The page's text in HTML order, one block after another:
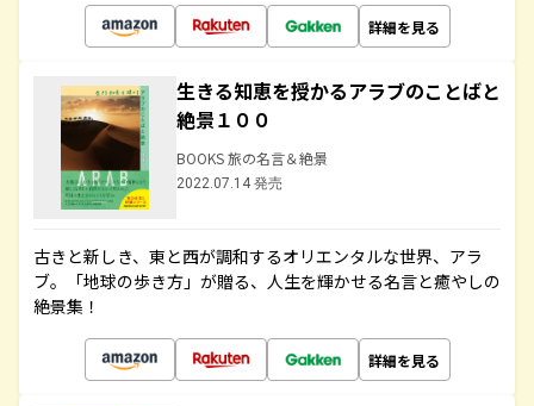
詳細を見る
生きる知恵を授かるアラブのことばと
絶景１００
BOOKS 旅の名言＆絶景
2022.07.14 発売
古きと新しき、東と西が調和するオリエンタルな世界、アラ
ブ。「地球の歩き方」が贈る、人生を輝かせる名言と癒やしの
絶景集！
詳細を見る